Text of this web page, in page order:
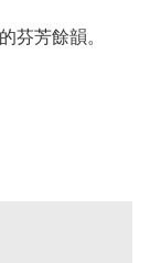
芬芳餘韻。